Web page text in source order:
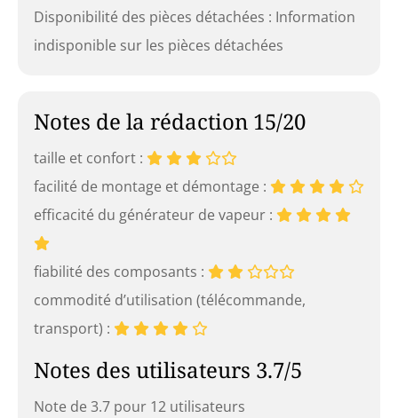
Disponibilité des pièces détachées : Information
indisponible sur les pièces détachées
Notes de la rédaction 15/20
taille et confort :
facilité de montage et démontage :
efficacité du générateur de vapeur :
fiabilité des composants :
commodité d’utilisation (télécommande,
transport) :
Notes des utilisateurs 3.7/5
Note de 3.7 pour 12 utilisateurs